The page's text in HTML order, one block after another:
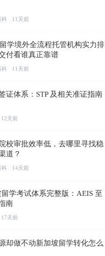
科 11天前
学境外全流程托管机构实力排
付看谁真正靠谱
科 11天前
证体系：STP 及相关准证指南
12天前
校审批效率低，去哪里寻找稳
道？
科 14天前
学考试体系完整版：AEIS 至
南
17天前
却做不动新加坡留学转化怎么